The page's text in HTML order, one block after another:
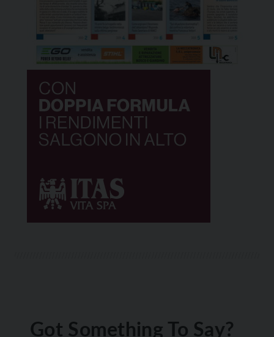
Got Something To Say?